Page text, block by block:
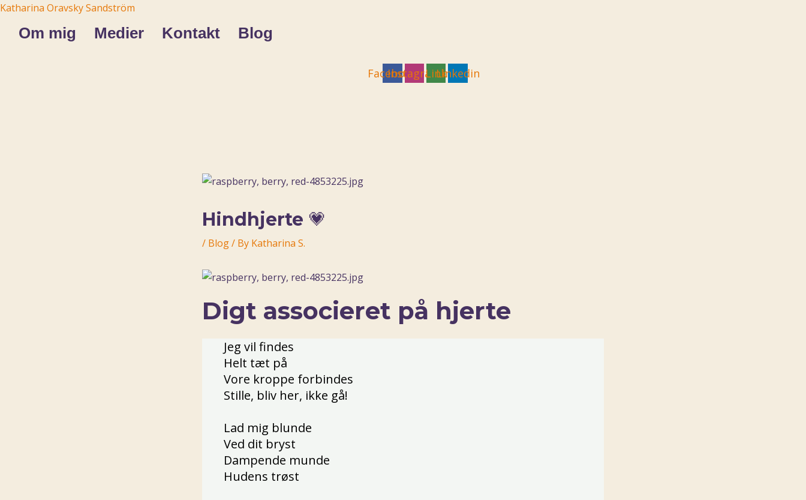
Skip
content
Katharina Oravsky Sandström
Om mig Medier Kontakt Blog
Facebook
Instagram
LinkLinkedin
Hindhjerte 💗
/ Blog/ By Katharina S.
Digt associeret på hjerte
Jeg vil findes
Helt tæt på
Vore kroppe forbindes
Stille, bliv her, ikke gå!
Lad mig blunde
Ved dit bryst
Dampende munde
Hudens trøst